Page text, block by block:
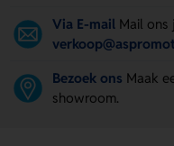
Via E-mail Mail ons
Bezoek ons Maak
showroom.